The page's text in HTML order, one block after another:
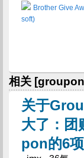
Brother Give
soft)
相关 [groupon
关于
大了：团
pon的6